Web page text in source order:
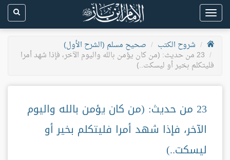
Toggle
navigation
شروح الكتب
صحيح مسلم (الشرح الأول)
23 من حديث: (من كان يؤمن بالله واليوم الآخر، فإذا شهد أمرا
فليتكلم بخير أو ليسكت..)
23 من حديث: (من كان يؤمن بالله واليوم
الآخر، فإذا شهد أمرا فليتكلم بخير أو
ليسكت..)